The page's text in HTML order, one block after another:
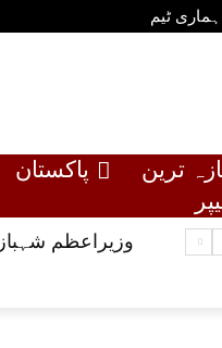
ہماری ٹیم
ترین پاکستان
وزیراعظم